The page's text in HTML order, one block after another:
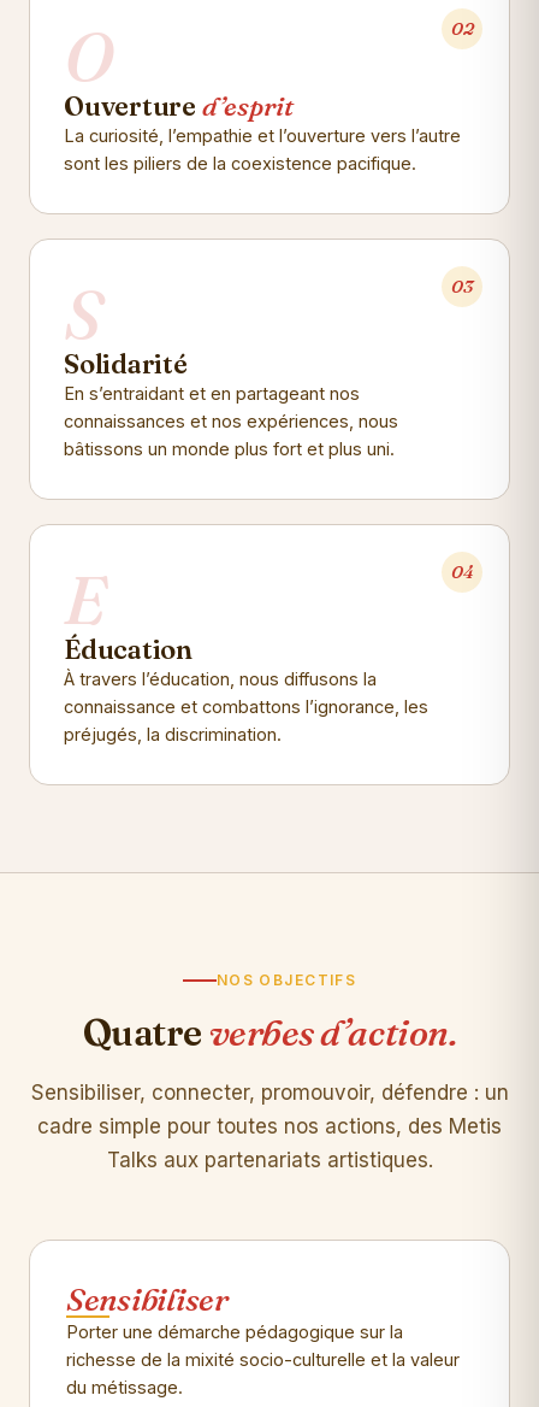
02
O
Ouverture d’esprit
La curiosité, l’empathie et l’ouverture vers l’autre
sont les piliers de la coexistence pacifique.
03
S
Solidarité
En s’entraidant et en partageant nos
connaissances et nos expériences, nous
bâtissons un monde plus fort et plus uni.
04
E
Éducation
À travers l’éducation, nous diffusons la
connaissance et combattons l’ignorance, les
préjugés, la discrimination.
NOS OBJECTIFS
Quatre verbes d’action.
Sensibiliser, connecter, promouvoir, défendre : un
cadre simple pour toutes nos actions, des Metis
Talks aux partenariats artistiques.
Sensibiliser
Porter une démarche pédagogique sur la
richesse de la mixité socio-culturelle et la valeur
du métissage.